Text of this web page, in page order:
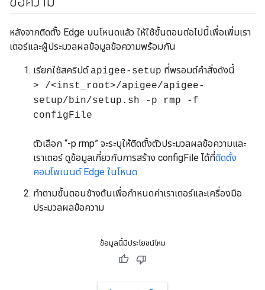
หลังจากติดตั้ง Edge บนโหนดแล้ว ให้ใช้ขั้นตอนต่อไปนี้เพื่อเพิ่มเรา
เตอร์และผู้ประมวลผลข้อมูลข้อความพร้อมกัน
เรียกใช้สคริปต์ apigee-setup ที่พรอมต์คำสั่งดังนี้
> /<inst_root>/apigee/apigee-
setup/bin/setup.sh -p rmp -f
configFile
ตัวเลือก “-p rmp” จะระบุให้ติดตั้งตัวประมวลผลข้อความและ
เราเตอร์ ดูข้อมูลเกี่ยวกับการสร้าง configFile ได้ที่ติดตั้ง
คอมโพเนนต์ Edge ในโหนด
ทำตามขั้นตอนข้างต้นเพื่อกำหนดค่าเราเตอร์และเครื่องมือ
ประมวลผลข้อความ
ข้อมูลนี้มีประโยชน์ไหม